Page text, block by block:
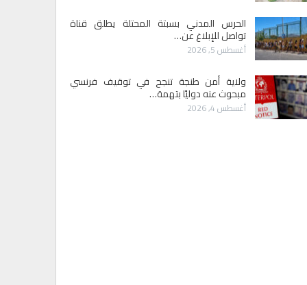
الحرس المدني بسبتة المحتلة يطلق قناة
تواصل للإبلاغ عن…
أغسطس 5, 2026
ولاية أمن طنجة تنجح في توقيف فرنسي
مبحوث عنه دوليًا بتهمة…
أغسطس 4, 2026